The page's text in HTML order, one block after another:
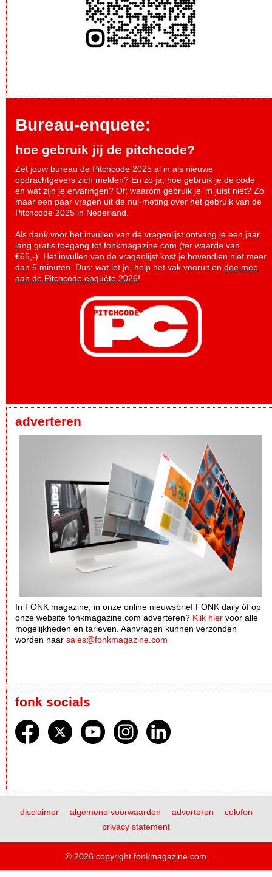
Bureau-enquete:
hoe gebruik jij de pitchcode?
Zet jouw bureau de Pitchcode 2025 al in als nieuwe
opdrachtgevers zich melden? En zo ja, hoe gebruik je de code
en wat zijn je ervaringen? Of: waarom gebruik je ‘m juist niet? Zo
maar een paar vragen uit de nul-meting over het gebruik van de
Pitchcode 2025 in Nederland.
Als dank voor het invullen van de vragenlijst ontvang je een jaar
lang gratis toegang tot fonkmagazine.com (ter waarde van
€65,-). Het invullen van de vragenlijst kost je bovendien niet meer
dan 5 minuten. Dus: wat let je, help het vak vooruit en doe mee
aan de Pitchcode enquête 2026!
adverteren
In FONK magazine, in onze online nieuwsbrief FONK daily óf op
onze website fonkmagazine.com adverteren? Klik hier voor alle
mogelijkheden en tarieven. Aanvragen kunnen verzonden
worden naar sales@fonkmagazine.com
fonk socials
disclaimer algemene voorwaarden adverteren
colofon
privacy statement
© 2026 copyright fonkmagazine.com